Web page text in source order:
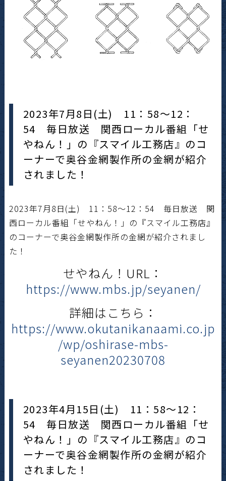
2023年7月8日(土) 11：58～12：
54 毎日放送 関西ローカル番組「せ
やねん！」の『スマイル工務店』のコ
ーナーで奥谷金網製作所の金網が紹介
されました！
2023年7月8日(土) 11：58～12：54 毎日放送 関
西ローカル番組「せやねん！」の『スマイル工務店』
のコーナーで奥谷金網製作所の金網が紹介されまし
た！
せやねん！URL：
https://www.mbs.jp/seyanen/
詳細はこちら：
https://www.okutanikanaami.co.jp
/wp/oshirase-mbs-
seyanen20230708
2023年4月15日(土) 11：58～12：
54 毎日放送 関西ローカル番組「せ
やねん！」の『スマイル工務店』のコ
ーナーで奥谷金網製作所の金網が紹介
されました！